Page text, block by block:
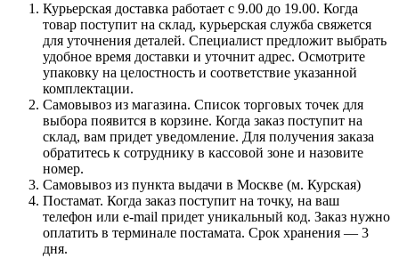
Курьерская доставка работает с 9.00 до 19.00. Когда
товар поступит на склад, курьерская служба свяжется
для уточнения деталей. Специалист предложит выбрать
удобное время доставки и уточнит адрес. Осмотрите
упаковку на целостность и соответствие указанной
комплектации.
Самовывоз из магазина. Список торговых точек для
выбора появится в корзине. Когда заказ поступит на
склад, вам придет уведомление. Для получения заказа
обратитесь к сотруднику в кассовой зоне и назовите
номер.
Самовывоз из пункта выдачи в Москве (м. Курская)
Постамат. Когда заказ поступит на точку, на ваш
телефон или e-mail придет уникальный код. Заказ нужно
оплатить в терминале постамата. Срок хранения — 3
дня.